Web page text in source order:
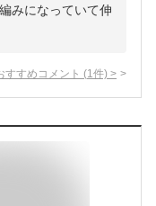
みになっていて伸
すすめコメント (1 件) >